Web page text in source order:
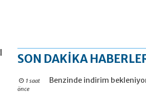
SON DAKİKA
1 saat
önce
Benzinde indirim